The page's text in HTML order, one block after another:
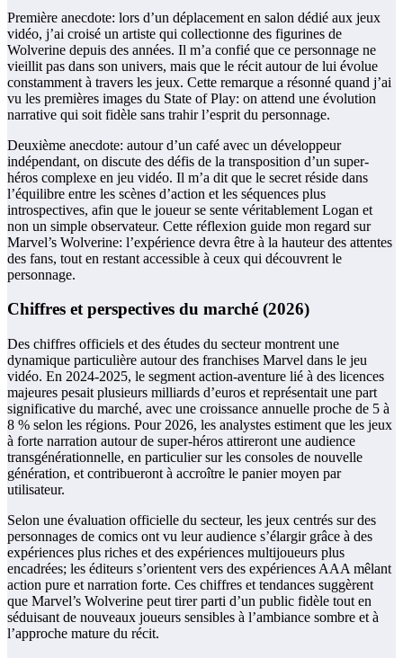
Première anecdote: lors d’un déplacement en salon dédié aux jeux
vidéo, j’ai croisé un artiste qui collectionne des figurines de
Wolverine depuis des années. Il m’a confié que ce personnage ne
vieillit pas dans son univers, mais que le récit autour de lui évolue
constamment à travers les jeux. Cette remarque a résonné quand j’ai
vu les premières images du State of Play: on attend une évolution
narrative qui soit fidèle sans trahir l’esprit du personnage.
Deuxième anecdote: autour d’un café avec un développeur
indépendant, on discute des défis de la transposition d’un super-
héros complexe en jeu vidéo. Il m’a dit que le secret réside dans
l’équilibre entre les scènes d’action et les séquences plus
introspectives, afin que le joueur se sente véritablement Logan et
non un simple observateur. Cette réflexion guide mon regard sur
Marvel’s Wolverine: l’expérience devra être à la hauteur des attentes
des fans, tout en restant accessible à ceux qui découvrent le
personnage.
Chiffres et perspectives du marché (2026)
Des chiffres officiels et des études du secteur montrent une
dynamique particulière autour des franchises Marvel dans le jeu
vidéo. En 2024-2025, le segment action-aventure lié à des licences
majeures pesait plusieurs milliards d’euros et représentait une part
significative du marché, avec une croissance annuelle proche de 5 à
8 % selon les régions. Pour 2026, les analystes estiment que les jeux
à forte narration autour de super-héros attireront une audience
transgénérationnelle, en particulier sur les consoles de nouvelle
génération, et contribueront à accroître le panier moyen par
utilisateur.
Selon une évaluation officielle du secteur, les jeux centrés sur des
personnages de comics ont vu leur audience s’élargir grâce à des
expériences plus riches et des expériences multijoueurs plus
encadrées; les éditeurs s’orientent vers des expériences AAA mêlant
action pure et narration forte. Ces chiffres et tendances suggèrent
que Marvel’s Wolverine peut tirer parti d’un public fidèle tout en
séduisant de nouveaux joueurs sensibles à l’ambiance sombre et à
l’approche mature du récit.